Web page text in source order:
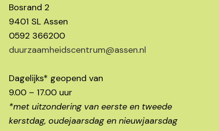
Bosrand 2
9401 SL Assen
0592 366200
duurzaamheidscentrum@assen.nl
Dagelijks* geopend van
9.00 – 17.00 uur
*met uitzondering van eerste en tweede
kerstdag, oudejaarsdag en nieuwjaarsdag